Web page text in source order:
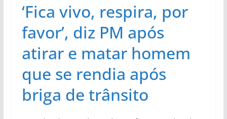
‘Fica vivo, respira, por
favor’, diz PM após
atirar e matar homem
que se rendia após
briga de trânsito